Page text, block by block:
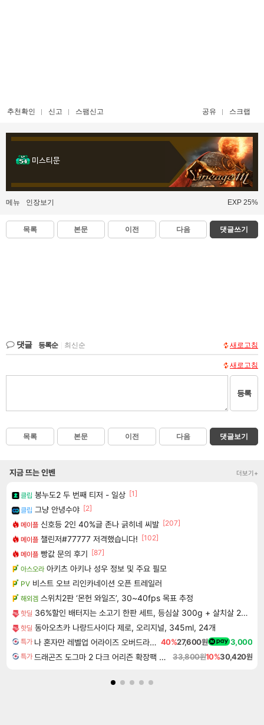
추천확인 신고 스팸신고 공유 스크랩
미스티문
메뉴 인장보기 EXP 25%
목록 본문 이전 다음 댓글쓰기
댓글 등록순 최신순 새로고침
새로고침
등록
목록 본문 이전 다음 댓글보기
지금 뜨는 인벤 더보기+
클립 봉누도2 두 번째 티저 - 일상 [1]
클립 그냥 안녕수야 [2]
메이플 신호등 2인 40%글 존나 긁히네 씨발 [207]
메이플 챌린저#77777 저격했습니다! [102]
메이플 빵값 문의 후기 [87]
아스오라 아키츠 아키나 성우 정보 및 주요 필모
PV 비스트 오브 리인카네이션 오픈 트레일러
해외겜 스위치2판 ‘몬헌 와일즈’, 30~40fps 목표 추정
핫딜 36%할인 배터지는 소고기 한판 세트, 등심살 300g + 살치살 200g + 부채살 200g + 갈비살 200g + 우삼겹 300g, 1.2kg, 1세트
핫딜 동아오츠카 나랑드사이다 제로, 오리지널, 345ml, 24개
특가 나 혼자만 레벨업 어라이즈 오버드라이브 Solo Leveling Arise 40%27,600원 3,000
특가 드래곤즈 도그마 2 다크 어리즌 확장팩 예약구매 Dragon's Dogma 2 Dark Arisen Expansion DLC 33,800원10%30,420원